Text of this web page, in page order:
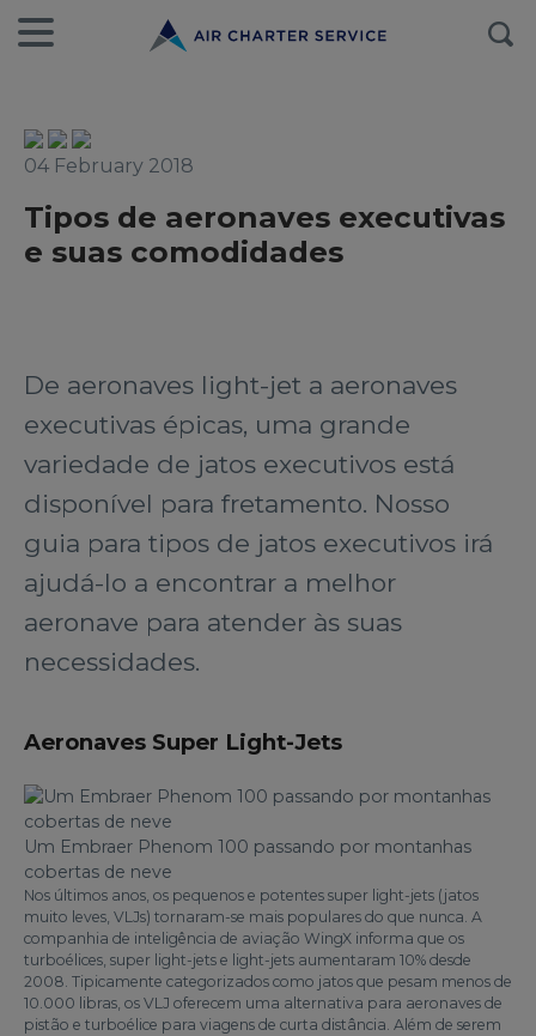
04 February 2018
Tipos de aeronaves executivas
e suas comodidades
De aeronaves light-jet a aeronaves
executivas épicas, uma grande
variedade de jatos executivos está
disponível para fretamento. Nosso
guia para tipos de jatos executivos irá
ajudá-lo a encontrar a melhor
aeronave para atender às suas
necessidades.
Aeronaves Super Light-Jets
Um Embraer Phenom 100 passando por montanhas
cobertas de neve
Nos últimos anos, os pequenos e potentes super light-jets (jatos
muito leves, VLJs) tornaram-se mais populares do que nunca. A
companhia de inteligência de aviação WingX informa que os
turboélices, super light-jets e light-jets aumentaram 10% desde
2008. Tipicamente categorizados como jatos que pesam menos de
10.000 libras, os VLJ oferecem uma alternativa para aeronaves de
pistão e turboélice para viagens de curta distância. Além de serem